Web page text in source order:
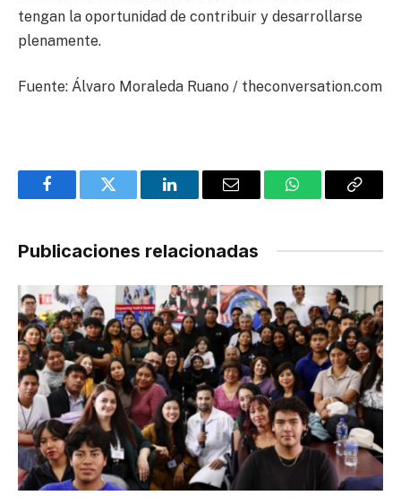
tengan la oportunidad de contribuir y desarrollarse
plenamente.
Fuente: Álvaro Moraleda Ruano / theconversation.com
FacebookTwitter LinkedInEmail WhatsAppCopy
Publicaciones relacionadas